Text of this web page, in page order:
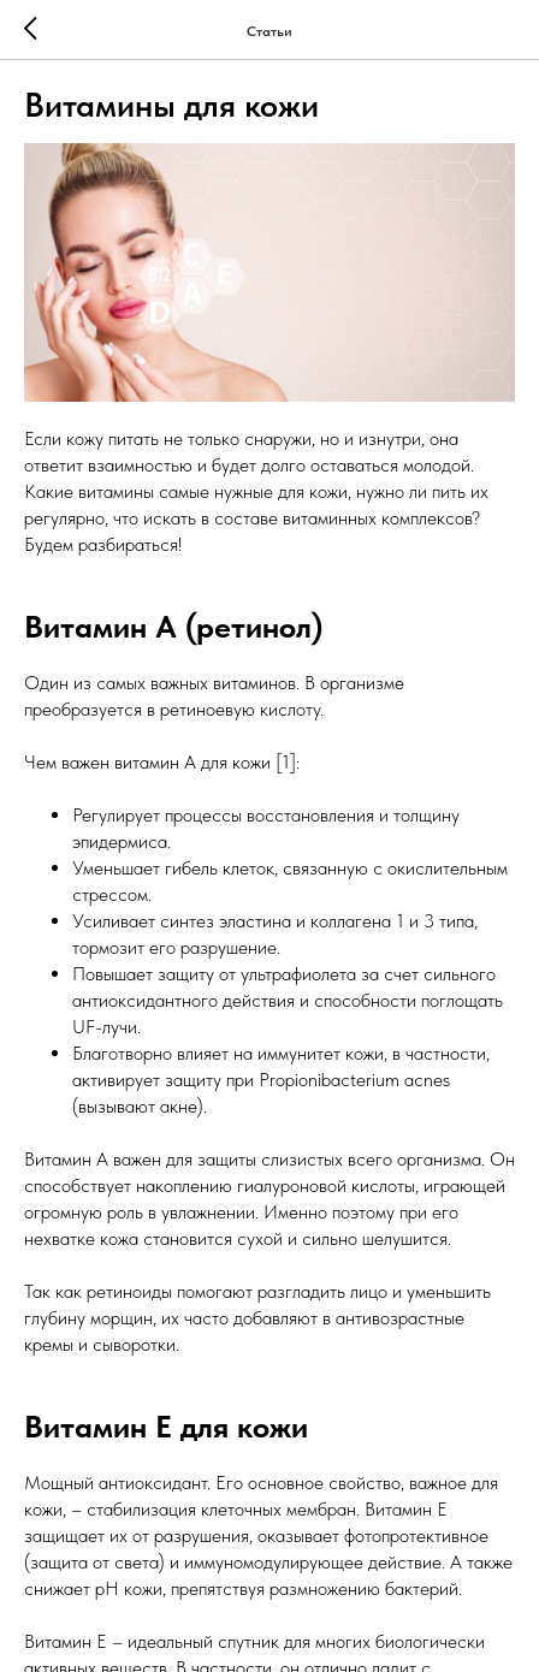
Статьи
Витамины для кожи
Если кожу питать не только снаружи, но и изнутри, она
ответит взаимностью и будет долго оставаться молодой.
Какие витамины самые нужные для кожи, нужно ли пить их
регулярно, что искать в составе витаминных комплексов?
Будем разбираться!
Витамин А (ретинол)
Один из самых важных витаминов. В организме
преобразуется в ретиноевую кислоту.
Чем важен витамин А для кожи [1]:
Регулирует процессы восстановления и толщину
эпидермиса.
Уменьшает гибель клеток, связанную с окислительным
стрессом.
Усиливает синтез эластина и коллагена 1 и 3 типа,
тормозит его разрушение.
Повышает защиту от ультрафиолета за счет сильного
антиоксидантного действия и способности поглощать
UF-лучи.
Благотворно влияет на иммунитет кожи, в частности,
активирует защиту при Propionibacterium acnes
(вызывают акне).
Витамин А важен для защиты слизистых всего организма. Он
способствует накоплению гиалуроновой кислоты, играющей
огромную роль в увлажнении. Именно поэтому при его
нехватке кожа становится сухой и сильно шелушится.
Так как ретиноиды помогают разгладить лицо и уменьшить
глубину морщин, их часто добавляют в антивозрастные
кремы и сыворотки.
Витамин Е для кожи
Мощный антиоксидант. Его основное свойство, важное для
кожи, – стабилизация клеточных мембран. Витамин Е
защищает их от разрушения, оказывает фотопротективное
(защита от света) и иммуномодулирующее действие. А также
снижает рН кожи, препятствуя размножению бактерий.
Витамин Е – идеальный спутник для многих биологически
активных веществ. В частности, он отлично ладит с